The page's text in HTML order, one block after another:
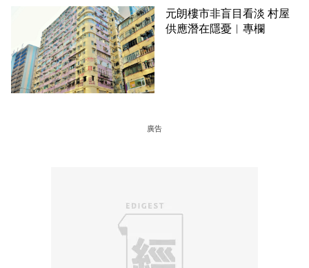
元朗樓市非盲目看淡 村屋
供應潛在隱憂︳專欄
廣告